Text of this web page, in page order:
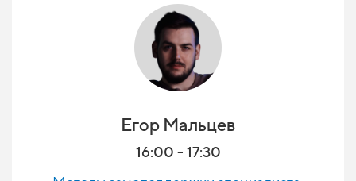
Егор Мальцев
16:00 - 17:30